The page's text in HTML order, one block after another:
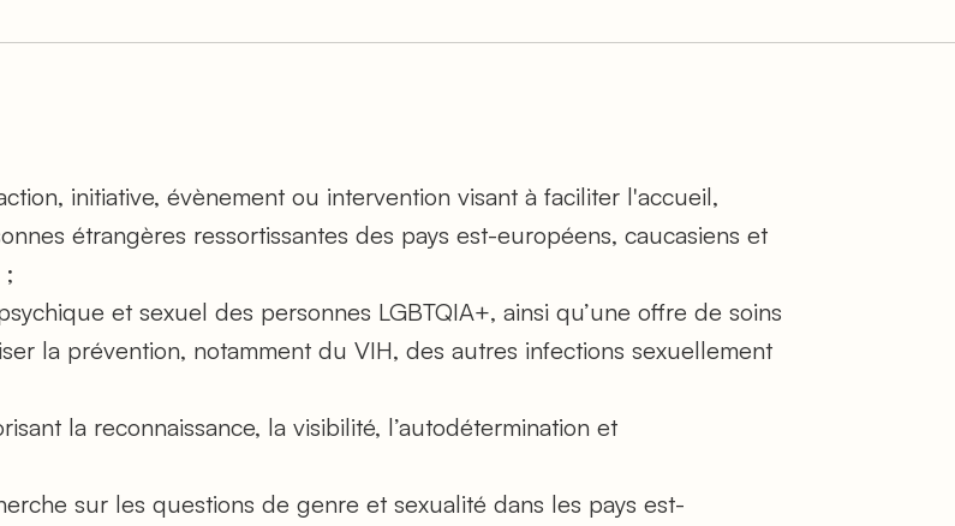
initiative, évènement ou intervention visant à faciliter l'accueil,
étrangères ressortissantes des pays est-européens, caucasiens et
;
et sexuel des personnes LGBTQIA+, ainsi qu’une offre de soins
la prévention, notamment du VIH, des autres infections sexuellement
la reconnaissance, la visibilité, l’autodétermination et
sur les questions de genre et sexualité dans les pays est-